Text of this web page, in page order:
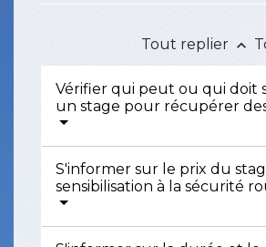
Tout replier keyboard_arrow_up
Vérifier qui peut ou qui doit
un stage pour récupérer
S'informer sur le prix du
sensibilisation à la sécurité